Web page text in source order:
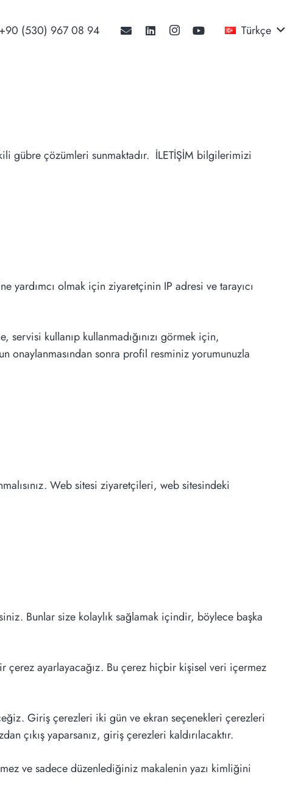
‭+90 (530) 967 08 94‬ Türkçe
gübre çözümleri sunmaktadır. İLETİŞİM bilgilerimizi
yardımcı olmak için ziyaretçinin IP adresi ve tarayıcı
kullanıp kullanmadığınızı görmek için,
sonra profil resminiz yorumunuzla
Web sitesi ziyaretçileri, web sitesindeki
Bunlar size kolaylık sağlamak içindir, böylece başka
çerez ayarlayacağız. Bu çerez hiçbir kişisel veri içermez
Giriş çerezleri iki gün ve ekran seçenekleri çerezleri
çıkış yaparsanız, giriş çerezleri kaldırılacaktır.
ve sadece düzenlediğiniz makalenin yazı kimliğini